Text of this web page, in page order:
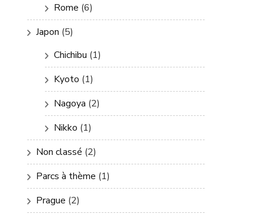
Rome (6)
Japon (5)
Chichibu (1)
Kyoto (1)
Nagoya (2)
Nikko (1)
Non classé (2)
Parcs à thème (1)
Prague (2)